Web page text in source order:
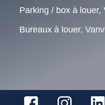
Parking / box à louer,
Bureaux à louer,